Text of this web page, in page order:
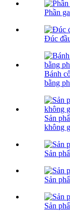
Phần
Đúc
Bánh
bằng
Sản
không
Sản
Sản
Sản